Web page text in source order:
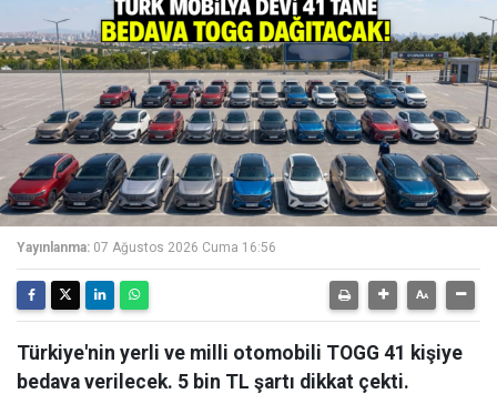
Yayınlanma: 07 Ağustos 2026 Cuma 16:56
Türkiye'nin yerli ve milli otomobili TOGG 41 kişiye
bedava verilecek. 5 bin TL şartı dikkat çekti.